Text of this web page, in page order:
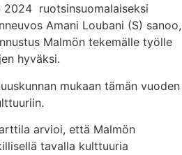
ruotsinsuomalaiseksi
Amani Loubani (S) sanoo,
Malmön tekemälle työlle
hyväksi.
mukaan tämän vuoden
arvioi, että Malmön
tavalla kulttuuria